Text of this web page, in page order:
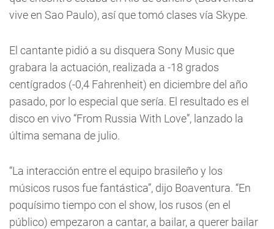
vive en Sao Paulo), así que tomó clases vía Skype.
El cantante pidió a su disquera Sony Music que
grabara la actuación, realizada a -18 grados
centígrados (-0,4 Fahrenheit) en diciembre del año
pasado, por lo especial que sería. El resultado es el
disco en vivo “From Russia With Love”, lanzado la
última semana de julio.
“La interacción entre el equipo brasileño y los
músicos rusos fue fantástica”, dijo Boaventura. “En
poquísimo tiempo con el show, los rusos (en el
público) empezaron a cantar, a bailar, a querer bailar